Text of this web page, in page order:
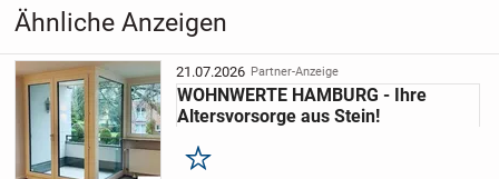
Ähnliche Anzeigen
21.07.2026 Partner-Anzeige
WOHNWERTE HAMBURG - Ihre
Altersvorsorge aus Stein!
Merken